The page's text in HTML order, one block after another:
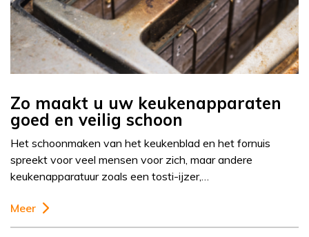
Zo maakt u uw keukenapparaten
goed en veilig schoon
Het schoonmaken van het keukenblad en het fornuis
spreekt voor veel mensen voor zich, maar andere
keukenapparatuur zoals een tosti-ijzer,…
Meer